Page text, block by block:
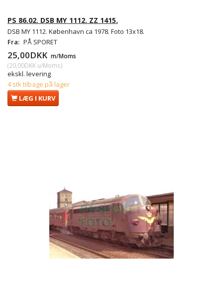
PS 86.02. DSB MY 1112. ZZ 1415.
DSB MY 1112. København ca 1978. Foto 13x18.
Fra: PÅ SPORET
25,00DKK m/Moms
(20,00DKK u/Moms)
ekskl. levering
4 stk tilbage på lager
LÆG I KURV